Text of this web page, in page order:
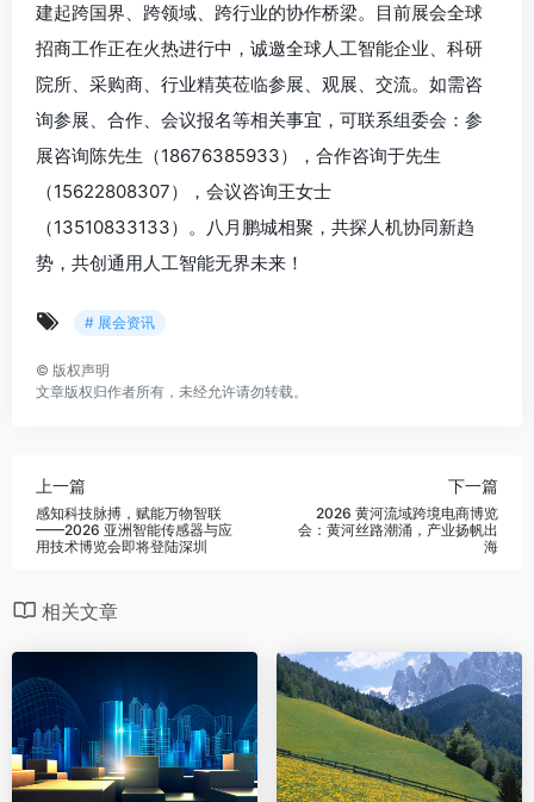
建起跨国界、跨领域、跨行业的协作桥梁。目前展会全球
招商工作正在火热进行中，诚邀全球人工智能企业、科研
院所、采购商、行业精英莅临参展、观展、交流。如需咨
询参展、合作、会议报名等相关事宜，可联系组委会：参
展咨询陈先生（18676385933），合作咨询于先生
（15622808307），会议咨询王女士
（13510833133）。八月鹏城相聚，共探人机协同新趋
势，共创通用人工智能无界未来！
# 展会资讯
© 版权声明
文章版权归作者所有，未经允许请勿转载。
上一篇
感知科技脉搏，赋能万物智联
——2026 亚洲智能传感器与应
用技术博览会即将登陆深圳
下一篇
2026 黄河流域跨境电商博览
会：黄河丝路潮涌，产业扬帆出
海
相关文章